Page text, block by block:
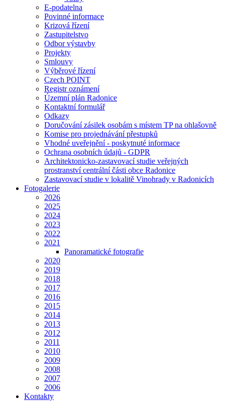
E-podatelna
Povinné informace
Krizová řízení
Zastupitelstvo
Odbor výstavby
Projekty
Smlouvy
Výběrové řízení
Czech POINT
Registr oznámení
Územní plán Radonice
Kontaktní formulář
Odkazy
Doručování zásilek osobám s místem TP na ohlašovně
Komise pro projednávání přestupků
Vhodné uveřejnění - poskytnuté informace
Ochrana osobních údajů - GDPR
Architektonicko-zastavovací studie veřejných
prostranství centrální části obce Radonice
Zastavovací studie v lokalitě Vinohrady v Radonicích
Fotogalerie
2026
2025
2024
2023
2022
2021
Panoramatické fotografie
2020
2019
2018
2017
2016
2015
2014
2013
2012
2011
2010
2009
2008
2007
2006
Kontakty